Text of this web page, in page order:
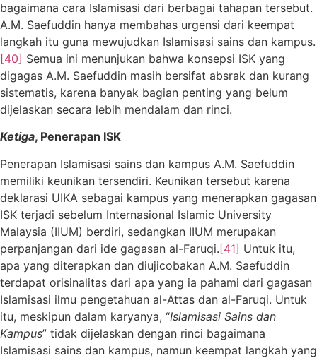
bagaimana cara Islamisasi dari berbagai tahapan tersebut.
A.M. Saefuddin hanya membahas urgensi dari keempat
langkah itu guna mewujudkan Islamisasi sains dan kampus.
[40] Semua ini menunjukan bahwa konsepsi ISK yang
digagas A.M. Saefuddin masih bersifat absrak dan kurang
sistematis, karena banyak bagian penting yang belum
dijelaskan secara lebih mendalam dan rinci.
Ketiga, Penerapan ISK
Penerapan Islamisasi sains dan kampus A.M. Saefuddin
memiliki keunikan tersendiri. Keunikan tersebut karena
deklarasi UIKA sebagai kampus yang menerapkan gagasan
ISK terjadi sebelum Internasional Islamic University
Malaysia (IIUM) berdiri, sedangkan IIUM merupakan
perpanjangan dari ide gagasan al-Faruqi.[41] Untuk itu,
apa yang diterapkan dan diujicobakan A.M. Saefuddin
terdapat orisinalitas dari apa yang ia pahami dari gagasan
Islamisasi ilmu pengetahuan al-Attas dan al-Faruqi. Untuk
itu, meskipun dalam karyanya, “Islamisasi Sains dan
Kampus” tidak dijelaskan dengan rinci bagaimana
Islamisasi sains dan kampus, namun keempat langkah yang